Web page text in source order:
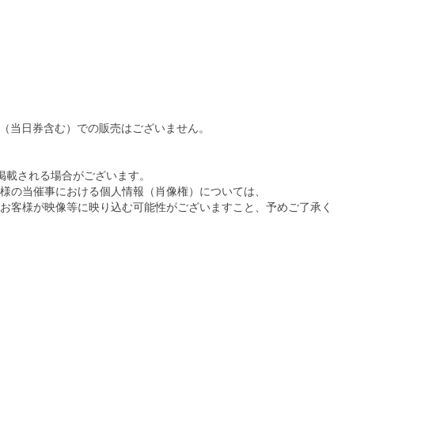
日券含む）での販売はございません。
される場合がございます。
当催事における個人情報（肖像権）については、
様が映像等に映り込む可能性がございますこと、予めご了承く